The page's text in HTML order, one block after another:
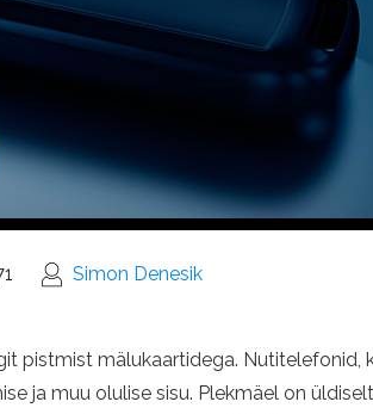
Simon Denesik
pistmist mälukaartidega. Nutitelefonid,
ja muu olulise sisu. Plekmäel on